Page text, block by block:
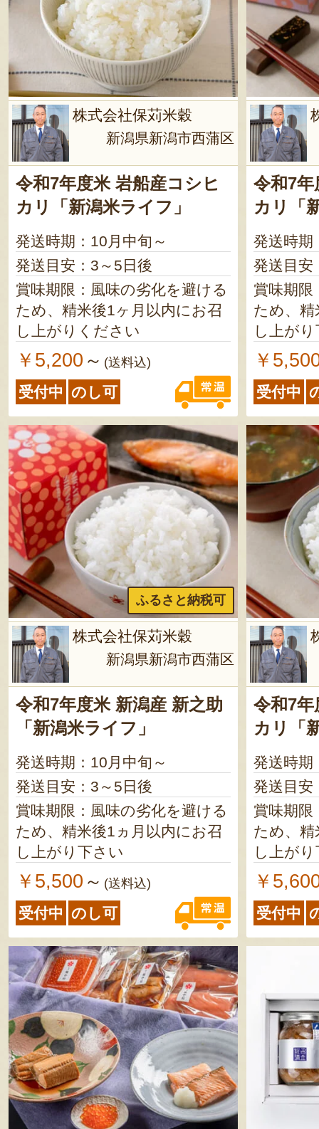
株式会社保苅米穀
新潟県新潟市西蒲区
令和7年度米 岩船産コシヒ
カリ「新潟米ライフ」
発送時期：10月中旬～
発送目安：3～5日後
賞味期限：風味の劣化を避ける
ため、精米後1ヶ月以内にお召
し上がりください
￥5,200 ～ (送料込)
受付中 のし可
令和7
カリ「
発送時期
発送目安
賞味期限
ため、
し上が
￥
受付中
ふるさと納税可
株式会社保苅米穀
新潟県新潟市西蒲区
令和7年度米 新潟産 新之助
「新潟米ライフ」
発送時期：10月中旬～
発送目安：3～5日後
賞味期限：風味の劣化を避ける
ため、精米後1ヵ月以内にお召
し上がり下さい
￥5,500 ～ (送料込)
受付中 のし可
令和7
カリ「
発送時期
発送目安
賞味期限
ため、
し上が
￥
受付中